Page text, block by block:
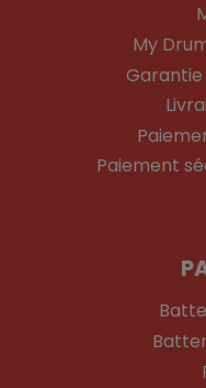
My
Garantie
Paiement